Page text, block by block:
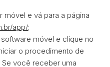
móvel e vá para a página
app/;
móvel e clique no
o procedimento de
Se você receber uma